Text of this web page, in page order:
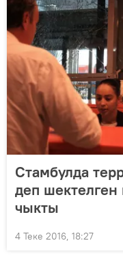
Стамбулда
деп
чыкты
4 Теке 2016, 18:27